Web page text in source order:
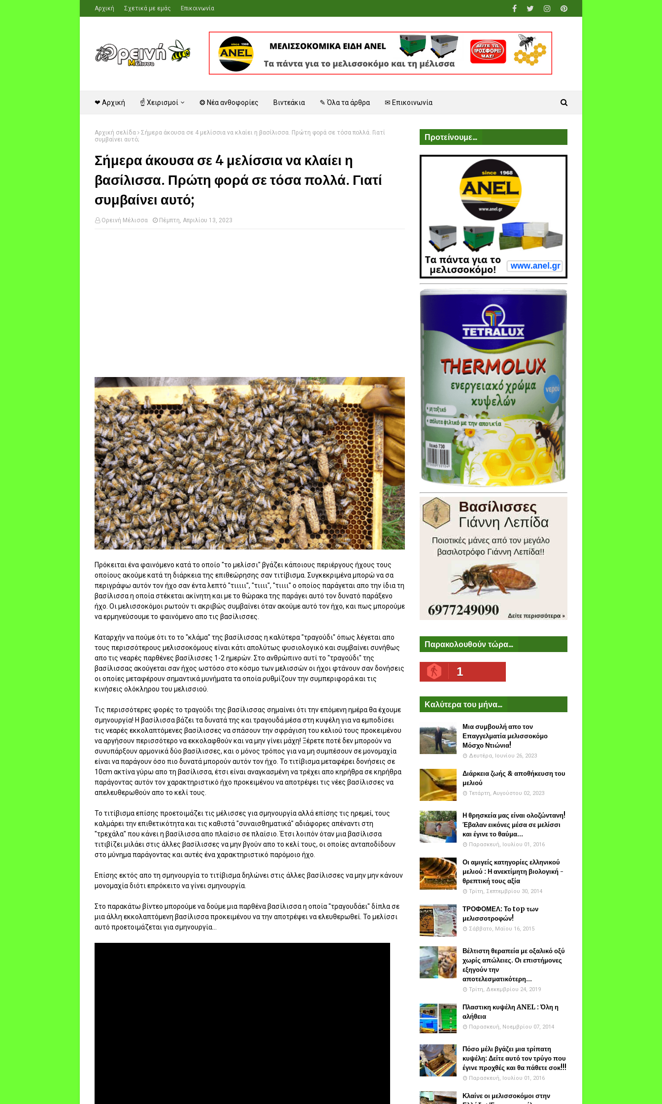
Αρχική Σχετικά με εμάς Επικοινωνία
❤ Αρχική ☝ Χειρισμοί ❂ Νέα ανθοφορίες Βιντεάκια ✎ Όλα τα άρθρα ✉ Επικοινωνία
Αρχική σελίδα
Σήμερα άκουσα σε 4 μελίσσια να κλαίει η βασίλισσα. Πρώτη φορά σε τόσα πολλά. Γιατί
συμβαίνει αυτό;
Σήμερα άκουσα σε 4 μελίσσια να κλαίει η
βασίλισσα. Πρώτη φορά σε τόσα πολλά. Γιατί
συμβαίνει αυτό;
Ορεινή Μέλισσα Πέμπτη, Απριλίου 13, 2023
Πρόκειται ένα φαινόμενο κατά το οποίο "το μελίσσι" βγάζει κάποιους περιέργους ήχους τους
οποίους ακούμε κατά τη διάρκεια της επιθεώρησης σαν τιτίβισμα. Συγκεκριμένα μπορώ να σα
περιγράψω αυτόν τον ήχο σαν έντα λεπτό "τιιιιι", "τιιιι", "τιιιι" ο οποίος παράγεται απο την ίδια τη
βασίλισσα η οποία στέκεται ακίνητη και με το θώρακα της παράγει αυτό τον δυνατό παράξενο
ήχο. Οι μελισσοκόμοι ρωτούν τι ακριβώς συμβαίνει όταν ακούμε αυτό τον ήχο, και πως μπορούμε
να ερμηνεύσουμε το φαινόμενο απο τις βασίλισσες.
Καταρχήν να πούμε ότι το το "κλάμα" της βασίλισσας η καλύτερα "τραγούδι" όπως λέγεται απο
τους περισσότερους μελισσοκόμους είναι κάτι απολύτως φυσιολογικό και συμβαίνει συνήθως
απο τις νεαρές παρθένες βασίλισσες 1-2 ημερών. Στο ανθρώπινο αυτί το "τραγούδι" της
βασίλισσας ακούγεται σαν ήχος ωστόσο στο κόσμο των μελισσών οι ήχοι φτάνουν σαν δονήσεις
οι οποίες μεταφέρουν σημαντικά μυνήματα τα οποία ρυθμίζουν την συμπεριφορά και τις
κινήσεις ολόκληρου του μελισσιού.
Τις περισσότερες φορές το τραγούδι της βασίλισσας σημαίνει ότι την επόμενη ημέρα θα έχουμε
σμηνουργία! Η βασίλισσα βάζει τα δυνατά της και τραγουδά μέσα στη κυψέλη για να εμποδίσει
τις νεαρές εκκολαπτόμενες βασίλισσες να σπάσουν την σφράγιση του κελιού τους προκειμένου
να αργήσουν περισσότερο να εκκολαφθούν και να μην γίνει μάχη! Ξέρετε ποτέ δεν μπορούν να
συνυπάρξουν αρμονικά δύο βασίλισσες, και ο μόνος τρόπος για να μη συμπέσουν σε μονομαχία
είναι να παράγουν όσο πιο δυνατά μπορούν αυτόν τον ήχο. Το τιτίβισμα μεταφέρει δονήσεις σε
10cm ακτίνα γύρω απο τη βασίλισσα, έτσι είναι αναγκασμένη να τρέχει απο κηρήθρα σε κηρήθρα
παράγοντας αυτόν τον χαρακτηριστικό ήχο προκειμένου να αποτρέψει τις νέες βασίλισσες να
απελευθερωθούν απο το κελί τους.
Το τιτίβισμα επίσης προετοιμάζει τις μέλισσες για σμηνουργία αλλά επίσης τις ηρεμεί, τους
καλμάρει την επιθετικότητα και τις καθιστά "συναισθηματικά" αδιάφορες απέναντι στη
"τρεχάλα" που κάνει η βασίλισσα απο πλαίσιο σε πλαίσιο. Έτσι λοιπόν όταν μια βασίλισσα
τιτιβίζει μιλάει στις άλλες βασίλισσες να μην βγούν απο το κελί τους, οι οποίες ανταποδίδουν
στο μύνημα παράγοντας και αυτές ένα χαρακτηριστικό παρόμοιο ήχο.
Επίσης εκτός απο τη σμηνουργία το τιτίβισμα δηλώνει στις άλλες βασίλισσες να μην μην κάνουν
μονομαχία διότι επρόκειτο να γίνει σμηνουργία.
Στο παρακάτω βίντεο μπορούμε να δούμε μια παρθένα βασίλισσα η οποία "τραγουδάει" δίπλα σε
μια άλλη εκκολαπτόμενη βασίλισσα προκειμένου να την αποτρέψει να ελευθερωθεί. Το μελίσσι
αυτό προετοιμάζεται για σμηνουργία...
Προτείνουμε...
Παρακολουθούν τώρα...
1
Καλύτερα του μήνα...
Μια συμβουλή απο τον
Επαγγελματία μελισσοκόμο
Μόσχο Ντιώνια!
Δευτέρα, Ιουνίου 26, 2023
Διάρκεια ζωής & αποθήκευση του
μελιού
Τετάρτη, Αυγούστου 02, 2023
Η θρησκεία μας είναι ολοζώντανη!
Έβαλαν εικόνες μέσα σε μελίσσι
και έγινε το θαύμα...
Παρασκευή, Ιουλίου 01, 2016
Οι αμιγείς κατηγορίες ελληνικού
μελιού : Η ανεκτίμητη βιολογική -
θρεπτική τους αξία
Τρίτη, Σεπτεμβρίου 30, 2014
ΤΡΟΦΟΜΕΛ: Το top των
μελισσοτροφών!
Σάββατο, Μαΐου 16, 2015
Βέλτιστη θεραπεία με οξαλικό οξύ
χωρίς απώλειες. Οι επιστήμονες
εξηγούν την
αποτελεσματικότερη...
Τρίτη, Δεκεμβρίου 24, 2019
Πλαστικη κυψέλη ANEL : Όλη η
αλήθεια
Παρασκευή, Νοεμβρίου 07, 2014
Πόσο μέλι βγάζει μια τρίπατη
κυψέλη: Δείτε αυτό τον τρύγο που
έγινε προχθές και θα πάθετε σοκ!!!
Παρασκευή, Ιουλίου 01, 2016
Κλαίνε οι μελισσοκόμοι στην